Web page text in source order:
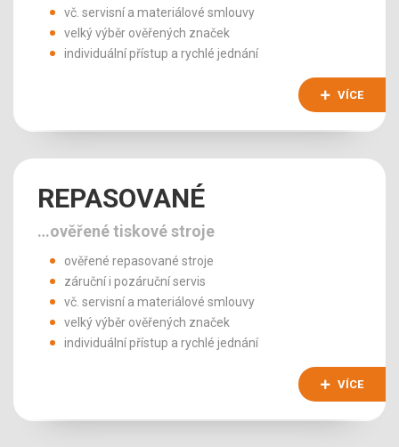
vč. servisní a materiálové smlouvy
velký výběr ověřených značek
individuální přístup a rychlé jednání
VÍCE
REPASOVANÉ
…ověřené tiskové stroje
ověřené repasované stroje
záruční i pozáruční servis
vč. servisní a materiálové smlouvy
velký výběr ověřených značek
individuální přístup a rychlé jednání
VÍCE